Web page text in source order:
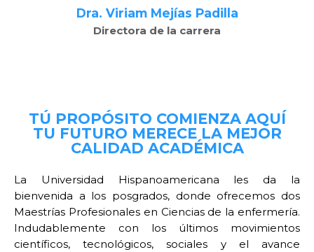
Dra. Viriam Mejías Padilla
Directora de la carrera
TÚ PROPÓSITO COMIENZA AQUÍ
TU FUTURO MERECE LA MEJOR
CALIDAD ACADÉMICA
La Universidad Hispanoamericana les da la
bienvenida a los posgrados, donde ofrecemos dos
Maestrías Profesionales en Ciencias de la enfermería.
Indudablemente con los últimos movimientos
científicos, tecnológicos, sociales y el avance